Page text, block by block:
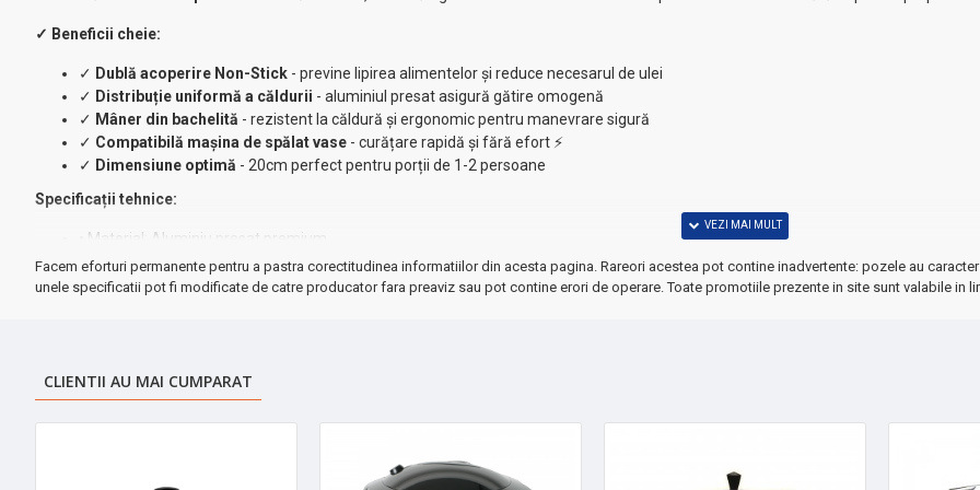
✓ Beneficii cheie:
✓ Dublă acoperire Non-Stick - previne lipirea alimentelor și reduce necesarul de ulei
✓ Distribuție uniformă a căldurii - aluminiul presat asigură gătire omogenă
✓ Mâner din bachelită - rezistent la căldură și ergonomic pentru manevrare sigură
✓ Compatibilă mașina de spălat vase - curățare rapidă și fără efort ⚡
✓ Dimensiune optimă - 20cm perfect pentru porții de 1-2 persoane
Specificații tehnice:
• Material: Aluminiu presat premium
• Diametru: 20 cm
• Acoperire: 2 straturi Non-Stick
Investește în calitate și transformă experiența de gătit într-o plăcere zilnică!
Facem eforturi permanente pentru a pastra corectitudinea informatiilor din acesta pagina. Rareori acestea pot contine inadvertente: pozele au
unele specificatii pot fi modificate de catre producator fara preaviz sau pot contine erori de operare. Toate promotiile prezente in site sunt valabile in
CLIENTII AU MAI CUMPARAT